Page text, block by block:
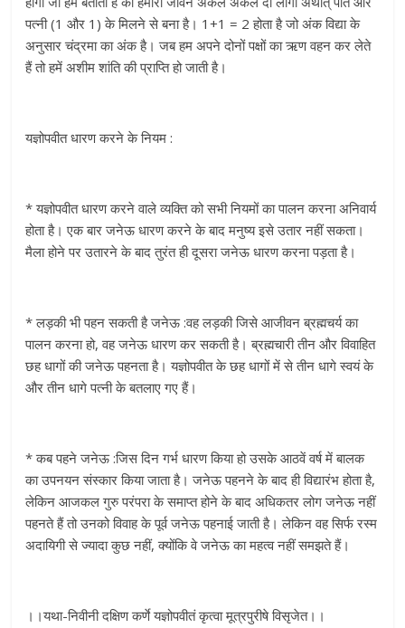
पत्नी (1 और 1) के मिलने से बना है। 1+1 = 2 होता है जो अंक विद्या के
अनुसार चंद्रमा का अंक है। जब हम अपने दोनों पक्षों का ऋण वहन कर लेते
हैं तो हमें अशीम शांति की प्राप्ति हो जाती है।
यज्ञोपवीत धारण करने के नियम :
* यज्ञोपवीत धारण करने वाले व्यक्ति को सभी नियमों का पालन करना अनिवार्य
होता है। एक बार जनेऊ धारण करने के बाद मनुष्य इसे उतार नहीं सकता।
मैला होने पर उतारने के बाद तुरंत ही दूसरा जनेऊ धारण करना पड़ता है।
* लड़की भी पहन सकती है जनेऊ :वह लड़की जिसे आजीवन ब्रह्मचर्य का
पालन करना हो, वह जनेऊ धारण कर सकती है। ब्रह्मचारी तीन और विवाहित
छह धागों की जनेऊ पहनता है। यज्ञोपवीत के छह धागों में से तीन धागे स्वयं के
और तीन धागे पत्नी के बतलाए गए हैं।
* कब पहने जनेऊ :जिस दिन गर्भ धारण किया हो उसके आठवें वर्ष में बालक
का उपनयन संस्कार किया जाता है। जनेऊ पहनने के बाद ही विद्यारंभ होता है,
लेकिन आजकल गुरु परंपरा के समाप्त होने के बाद अधिकतर लोग जनेऊ नहीं
पहनते हैं तो उनको विवाह के पूर्व जनेऊ पहनाई जाती है। लेकिन वह सिर्फ रस्म
अदायिगी से ज्यादा कुछ नहीं, क्योंकि वे जनेऊ का महत्व नहीं समझते हैं।
।।यथा-निवीनी दक्षिण कर्णे यज्ञोपवीतं कृत्वा मूत्रपुरीषे विसृजेत।।